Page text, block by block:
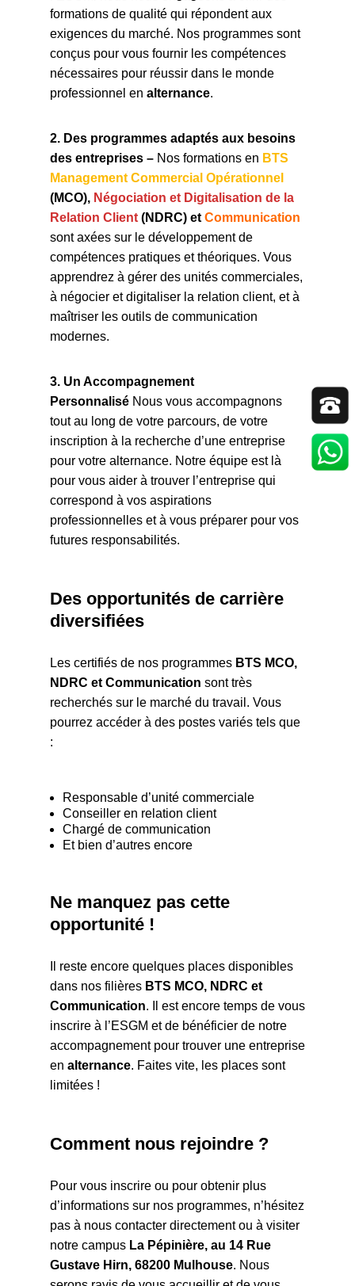
formations de qualité qui répondent aux
exigences du marché. Nos programmes sont
conçus pour vous fournir les compétences
nécessaires pour réussir dans le monde
professionnel en alternance.
2. Des programmes adaptés aux besoins
des entreprises –Nos formations en BTS
Management Commercial Opérationnel
(MCO), Négociation et Digitalisation de la
Relation Client(NDRC) et Communication
sont axées sur le développement de
compétences pratiques et théoriques. Vous
apprendrez à gérer des unités commerciales,
à négocier et digitaliser la relation client, et à
maîtriser les outils de communication
modernes.
3. Un Accompagnement
PersonnaliséNous vous accompagnons
tout au long de votre parcours, de votre
inscription à la recherche d’une entreprise
pour votre alternance. Notre équipe est là
pour vous aider à trouver l’entreprise qui
correspond à vos aspirations
professionnelles et à vous préparer pour vos
futures responsabilités.
Des opportunités de carrière
diversifiées
Les certifiés de nos programmes BTS MCO,
NDRC et Communication sont très
recherchés sur le marché du travail. Vous
pourrez accéder à des postes variés tels que
:
Responsable d’unité commerciale
Conseiller en relation client
Chargé de communication
Et bien d’autres encore
Ne manquez pas cette
opportunité !
Il reste encore quelques places disponibles
dans nos filières BTS MCO, NDRC et
Communication. Il est encore temps de vous
inscrire à l’ESGM et de bénéficier de notre
accompagnement pour trouver une entreprise
en alternance. Faites vite, les places sont
limitées !
Comment nous rejoindre ?
Pour vous inscrire ou pour obtenir plus
d’informations sur nos programmes, n’hésitez
pas à nous contacter directement ou à visiter
notre campus La Pépinière, au 14 Rue
Gustave Hirn, 68200 Mulhouse. Nous